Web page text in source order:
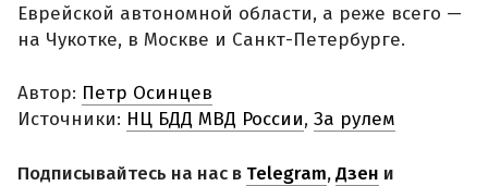
Еврейской автономной области, а реже всего —
на Чукотке, в Москве и Санкт-Петербурге.
Автор: Петр Осинцев
Источники: НЦ БДД МВД России, За рулем
Подписывайтесь на нас в Telegram,Дзен и